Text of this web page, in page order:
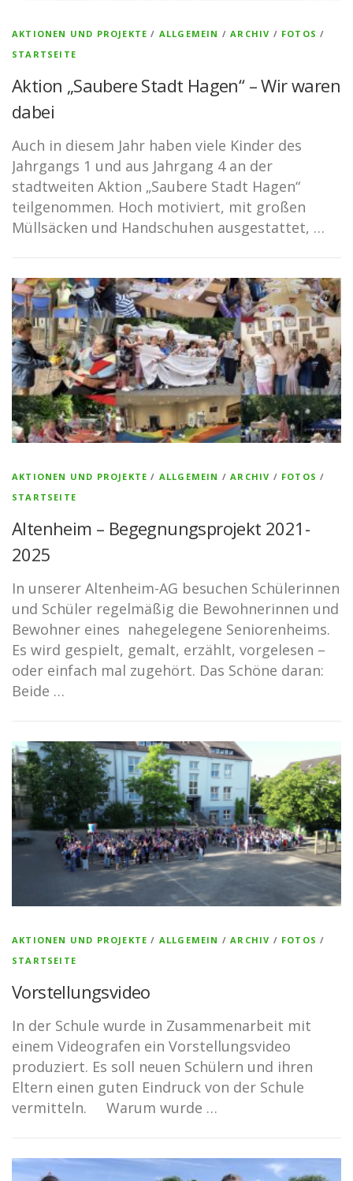
AKTIONEN UND PROJEKTE / ALLGEMEIN /ARCHIV / FOTOS /
STARTSEITE
Aktion „Saubere Stadt Hagen“ – Wir waren
dabei
Auch in diesem Jahr haben viele Kinder des
Jahrgangs 1 und aus Jahrgang 4 an der
stadtweiten Aktion „Saubere Stadt Hagen“
teilgenommen. Hoch motiviert, mit großen
Müllsäcken und Handschuhen ausgestattet, …
AKTIONEN UND PROJEKTE / ALLGEMEIN /ARCHIV / FOTOS /
STARTSEITE
Altenheim – Begegnungsprojekt 2021-
2025
In unserer Altenheim-AG besuchen Schülerinnen
und Schüler regelmäßig die Bewohnerinnen und
Bewohner eines nahegelegene Seniorenheims.
Es wird gespielt, gemalt, erzählt, vorgelesen –
oder einfach mal zugehört. Das Schöne daran:
Beide …
AKTIONEN UND PROJEKTE / ALLGEMEIN /ARCHIV / FOTOS /
STARTSEITE
Vorstellungsvideo
In der Schule wurde in Zusammenarbeit mit
einem Videografen ein Vorstellungsvideo
produziert. Es soll neuen Schülern und ihren
Eltern einen guten Eindruck von der Schule
vermitteln. Warum wurde …